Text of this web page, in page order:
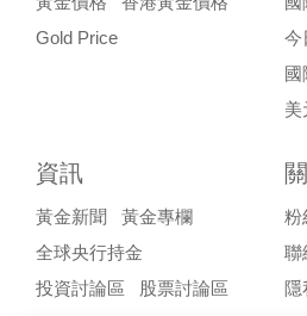
Gold Price
今
國
美
資訊
黃金新聞
黃金專欄
全球央行持金
投資討論區
股票討論區
粉
聯
隱